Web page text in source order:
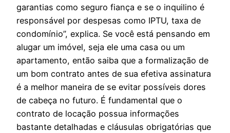
garantias como seguro fiança e se o inquilino é
responsável por despesas como IPTU, taxa de
condomínio”, explica. Se você está pensando em
alugar um imóvel, seja ele uma casa ou um
apartamento, então saiba que a formalização de
um bom contrato antes de sua efetiva assinatura
é a melhor maneira de se evitar possíveis dores
de cabeça no futuro. É fundamental que o
contrato de locação possua informações
bastante detalhadas e cláusulas obrigatórias que